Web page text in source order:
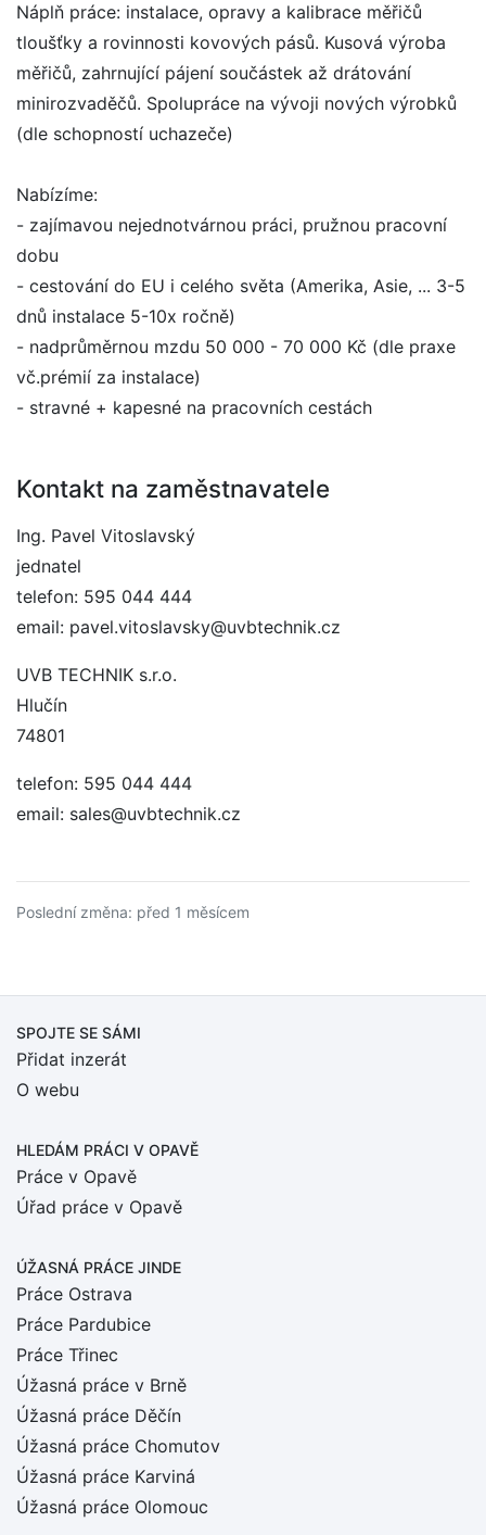
Náplň práce: instalace, opravy a kalibrace měřičů
tloušťky a rovinnosti kovových pásů. Kusová výroba
měřičů, zahrnující pájení součástek až drátování
minirozvaděčů. Spolupráce na vývoji nových výrobků
(dle schopností uchazeče)
Nabízíme:
- zajímavou nejednotvárnou práci, pružnou pracovní
dobu
- cestování do EU i celého světa (Amerika, Asie, ... 3-5
dnů instalace 5-10x ročně)
- nadprůměrnou mzdu 50 000 - 70 000 Kč (dle praxe
vč.prémií za instalace)
- stravné + kapesné na pracovních cestách
Kontakt na zaměstnavatele
Ing. Pavel Vitoslavský
jednatel
telefon: 595 044 444
email: pavel.vitoslavsky@uvbtechnik.cz
UVB TECHNIK s.r.o.
Hlučín
74801
telefon: 595 044 444
email: sales@uvbtechnik.cz
Poslední změna: před 1 měsícem
SPOJTE SE SÁMI
Přidat inzerát
O webu
HLEDÁM PRÁCI V OPAVĚ
Práce v Opavě
Úřad práce v Opavě
ÚŽASNÁ PRÁCE JINDE
Práce Ostrava
Práce Pardubice
Práce Třinec
Úžasná práce v Brně
Úžasná práce Děčín
Úžasná práce Chomutov
Úžasná práce Karviná
Úžasná práce Olomouc